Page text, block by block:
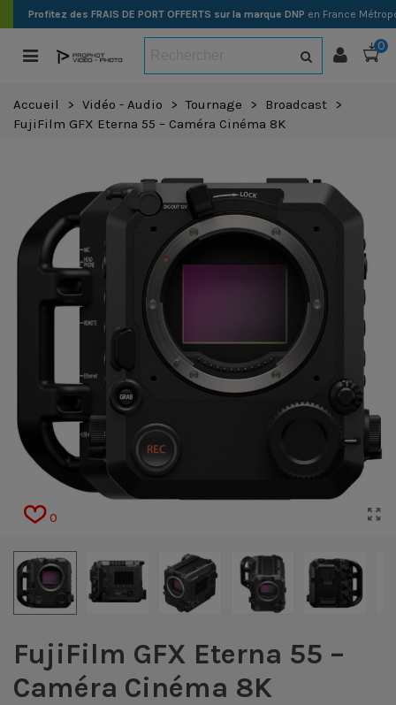
Profitez des FRAIS DE PORT OFFERTS sur la marque DNP en France
0
Accueil > Vidéo - Audio > Tournage > Broadcast >
FujiFilm GFX Eterna 55 – Caméra Cinéma 8K
0
FujiFilm GFX Eterna 55 –
Caméra Cinéma 8K